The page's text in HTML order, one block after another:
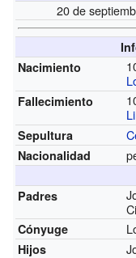
20 de
Nacimiento
Fallecimiento
Sepultura
Nacionalidad
Padres
Cónyuge
Hijos